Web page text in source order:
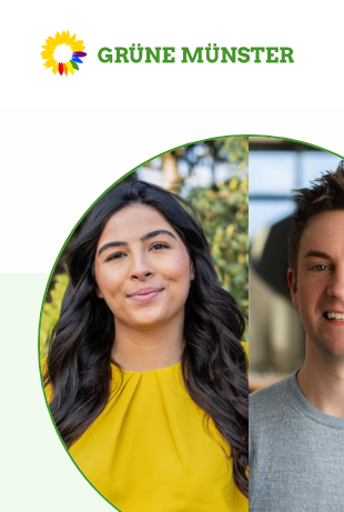
Partei
Kreisvorstand
Kreisgeschäftsstelle
Mitgliederversammlung
Ortsverbände
Kommissionen